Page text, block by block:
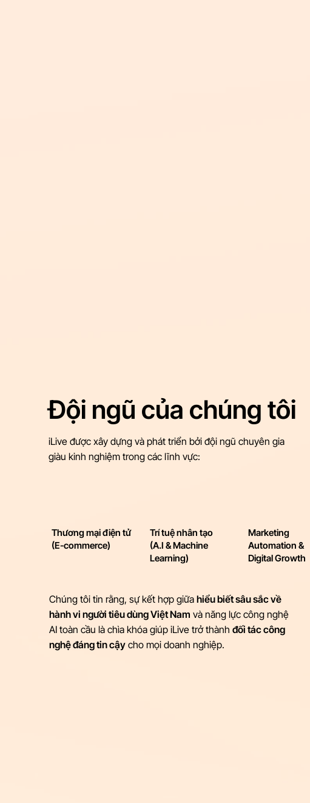
Đội ngũ của chúng tôi
iLive được xây dựng và phát triển bởi đội ngũ chuyên gia
giàu kinh nghiệm trong các lĩnh vực:​
Thương mại điện tử
(E-commerce)
Trí tuệ nhân tạo
(A.I & Machine
Learning)
Marketing
Automation &
Digital Growth
Chúng tôi tin rằng, sự kết hợp giữa hiểu biết sâu sắc về
hành vi người tiêu dùng Việt Nam và năng lực công nghệ
AI toàn cầu là chìa khóa giúp iLive trở thành đối tác công
nghệ đáng tin cậy cho mọi doanh nghiệp.